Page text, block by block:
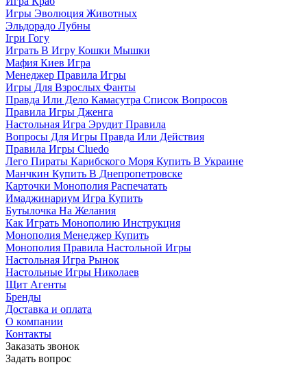
Игры Эволюция Животных
Эльдорадо Лубны
Ігри Гогу
Играть В Игру Кошки Мышки
Мафия Киев Игра
Менеджер Правила Игры
Игры Для Взрослых Фанты
Правда Или Дело Камасутра Список Вопросов
Правила Игры Дженга
Настольная Игра Эрудит Правила
Вопросы Для Игры Правда Или Действия
Правила Игры Cluedo
Лего Пираты Карибского Моря Купить В Украине
Манчкин Купить В Днепропетровске
Карточки Монополия Распечатать
Имаджинариум Игра Купить
Бутылочка На Желания
Как Играть Монополию Инструкция
Монополия Менеджер Купить
Монополия Правила Настольной Игры
Настольная Игра Рынок
Настольные Игры Николаев
Щит Агенты
Бренды
Доставка и оплата
О компании
Контакты
Заказать звонок
Задать вопрос